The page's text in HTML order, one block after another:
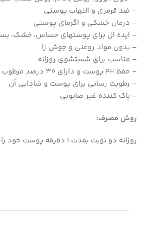
– ضد قرمزی و التهاب پوستی
– درمان خشکی و اگزمای پوستی
– ایده ال برای پوستهای حساس، خشک،
– بدون مواد روغنی و جوش زا
– مناسب برای شستشوی روزانه
– حفظ PH پوست و دارای ۳۰ درصد مرطوب کنندگی
– رطوبت رسانی برای پوست و شادابی آن
– پاک کننده غیر صابونی
روش مصرف:
روزانه دو نوبت بمدت 1 دقیقه پوست خود را با کف پن ماساژ سپس با آب ولرم شستشو دهید.